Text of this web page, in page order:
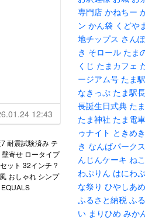
12:43
耐震試験済み テ
寄せ ロータイプ
ット 32インチ ?
おしゃれ シンプ
専門店 かねちー
ン かん袋 くどや
地チップス さん
き そロール たま
くじ たまカフェ
ージアム号 たま
なきっぷ たま駅
長誕生日式典 た
たま神社 たま電車
ゥナイト ときめ
き なんばパークス
んじんケーキ ね
わぷりん はにわ
な祭り ひやしあめ
ふるさと納税 ふ
い まりひめ みか